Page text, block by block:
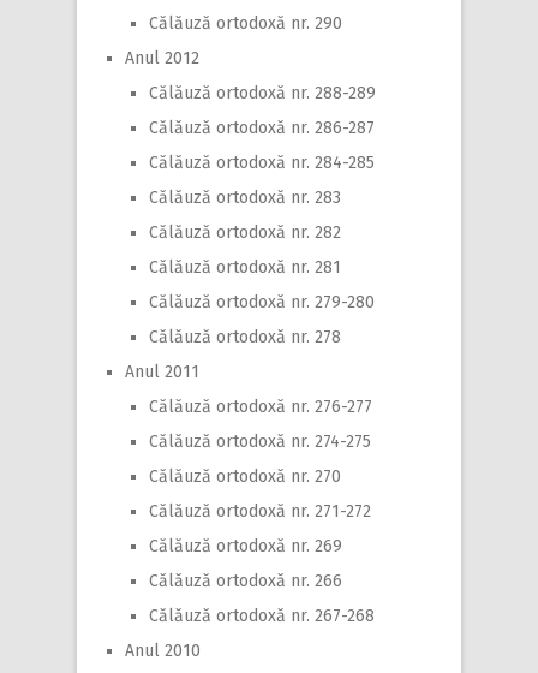
Călăuză ortodoxă nr. 290
Anul 2012
Călăuză ortodoxă nr. 288-289
Călăuză ortodoxă nr. 286-287
Călăuză ortodoxă nr. 284-285
Călăuză ortodoxă nr. 283
Călăuză ortodoxă nr. 282
Călăuză ortodoxă nr. 281
Călăuză ortodoxă nr. 279-280
Călăuză ortodoxă nr. 278
Anul 2011
Călăuză ortodoxă nr. 276-277
Călăuză ortodoxă nr. 274-275
Călăuză ortodoxă nr. 270
Călăuză ortodoxă nr. 271-272
Călăuză ortodoxă nr. 269
Călăuză ortodoxă nr. 266
Călăuză ortodoxă nr. 267-268
Anul 2010